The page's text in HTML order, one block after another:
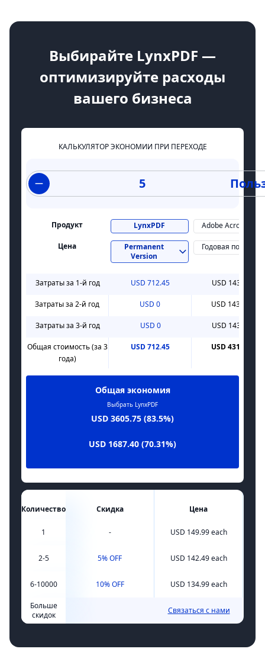
Выбирайте LynxPDF —
оптимизируйте расходы
вашего бизнеса
КАЛЬКУЛЯТОР ЭКОНОМИИ ПРИ ПЕРЕХОДЕ
Продукт LynxPDF Adobe Acrobat Pro
Цена
Permanent
Version
Годовая подписка
Затраты за 1-й год USD 712.45 USD 1439.40
Затраты за 2-й год USD 0 USD 1439.40
Затраты за 3-й год USD 0 USD 1439.40
Общая стоимость (за 3
года)
USD 712.45 USD 4318.20
Общая экономия
Выбрать LynxPDF
USD 3605.75 (83.5%)
USD 1687.40 (70.31%)
Количество Скидка Цена
1 - USD 149.99 each
2-5 5% OFF USD 142.49 each
6-10000 10% OFF USD 134.99 each
Больше
скидок
Связаться с нами